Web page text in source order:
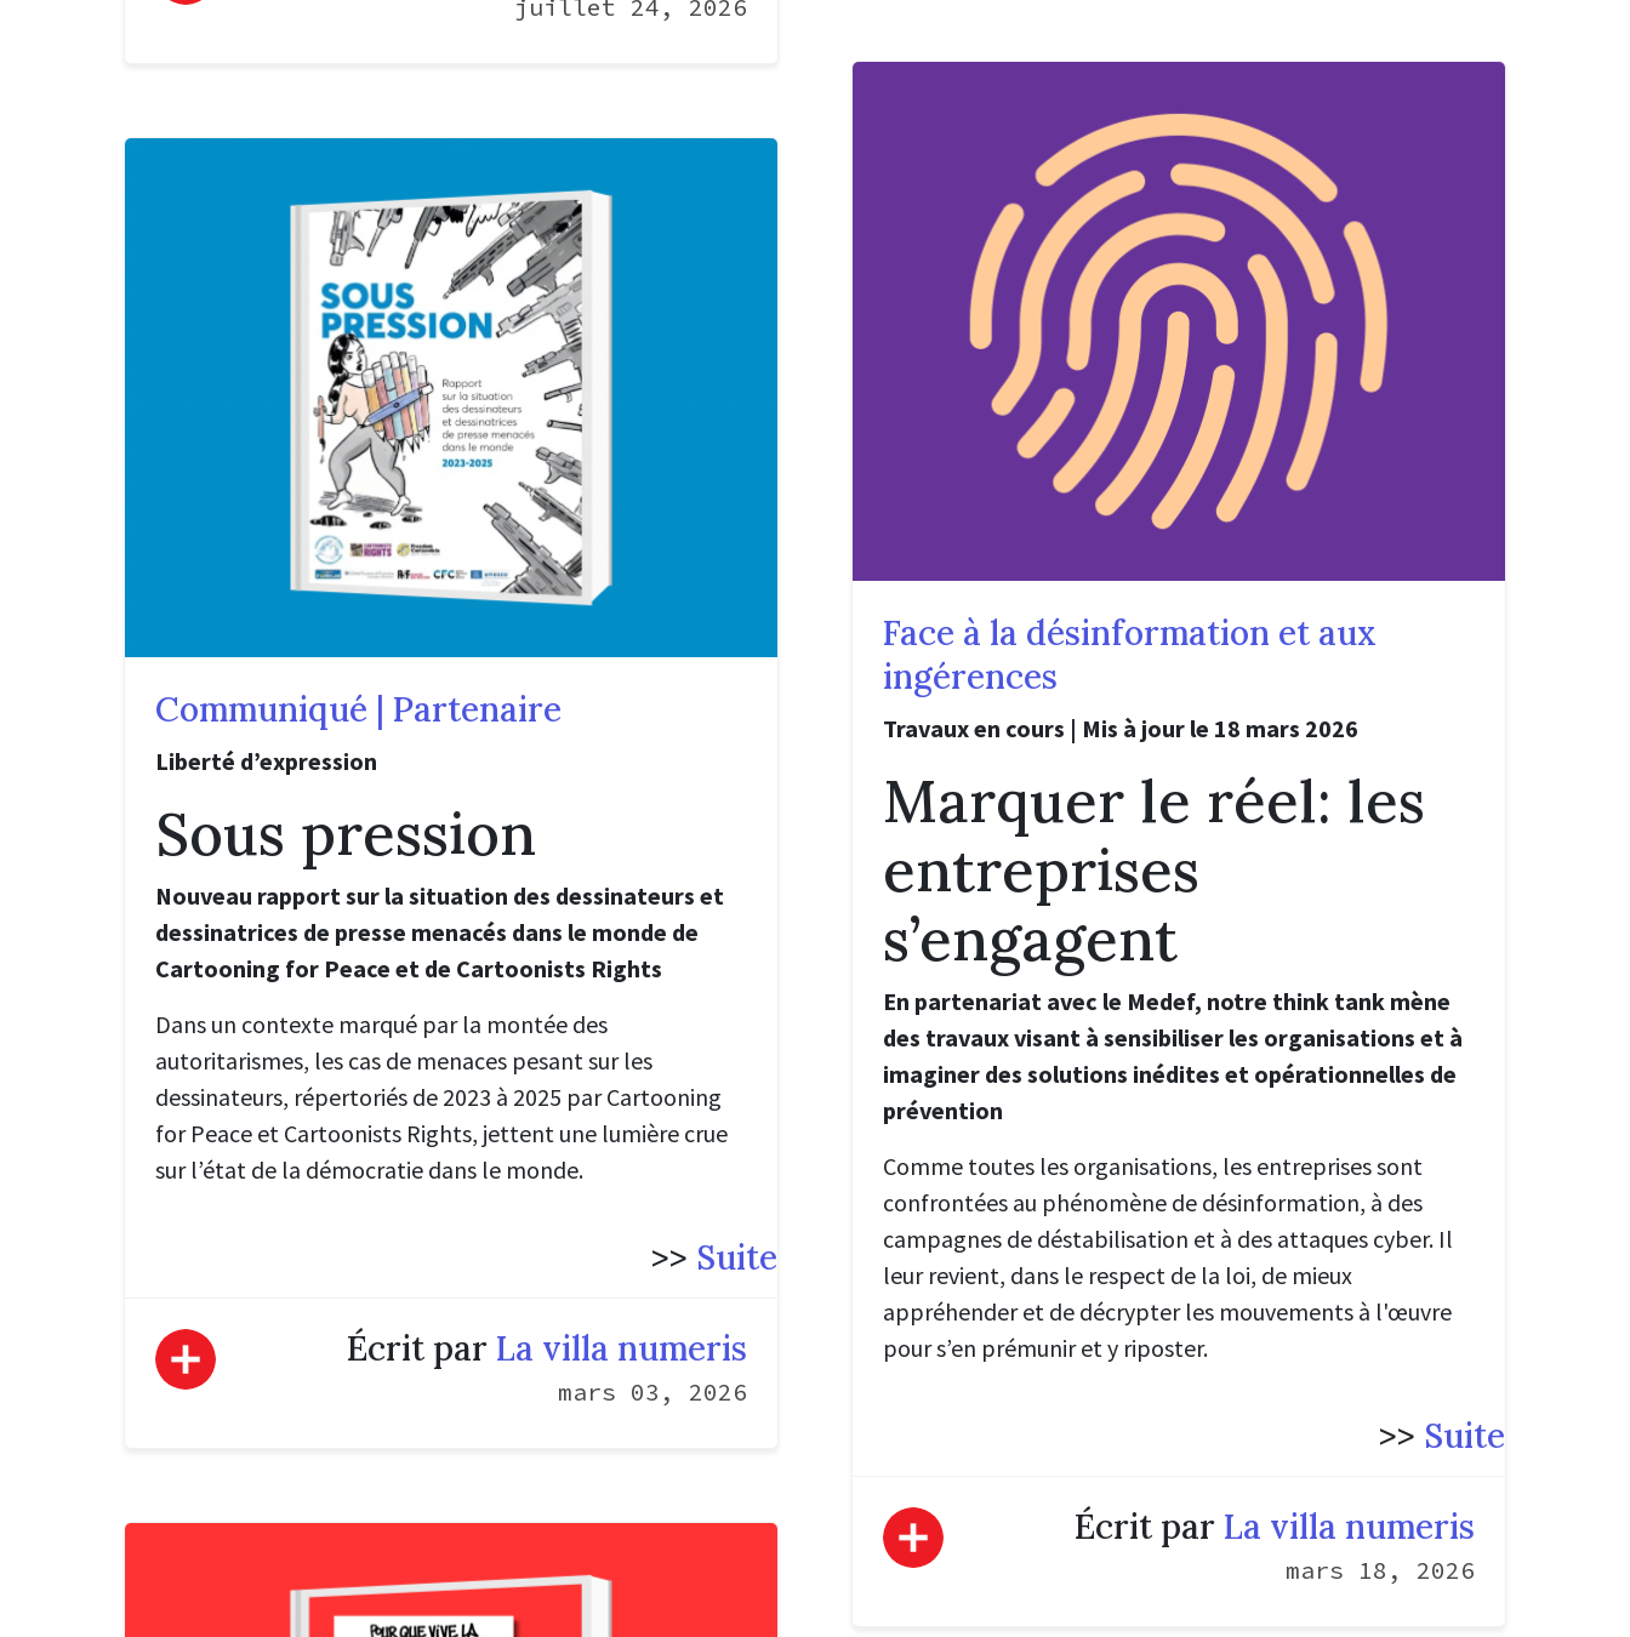
juillet 24, 2026
Face à la désinformation et aux
ingérences
Travaux en cours | Mis à jour le 18 mars 2026
Marquer le réel: les
entreprises
s’engagent
En partenariat avec le Medef, notre think tank mène
des travaux visant à sensibiliser les organisations et à
imaginer des solutions inédites et opérationnelles de
prévention
Comme toutes les organisations, les entreprises sont
confrontées au phénomène de désinformation, à des
campagnes de déstabilisation et à des attaques cyber. Il
leur revient, dans le respect de la loi, de mieux
appréhender et de décrypter les mouvements à l'œuvre
pour s’en prémunir et y riposter.
>> Suite
Écrit par La villa numeris
mars 18, 2026
Communiqué | Partenaire
Liberté d’expression
Sous pression
Nouveau rapport sur la situation des dessinateurs et
dessinatrices de presse menacés dans le monde de
Cartooning for Peace et de Cartoonists Rights
Dans un contexte marqué par la montée des
autoritarismes, les cas de menaces pesant sur les
dessinateurs, répertoriés de 2023 à 2025 par Cartooning
for Peace et Cartoonists Rights, jettent une lumière crue
sur l’état de la démocratie dans le monde.
>> Suite
Écrit par La villa numeris
mars 03, 2026